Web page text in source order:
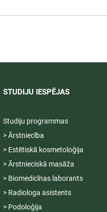
STUDIJU IESPĒJAS
Studiju programmas
> Ārstniecība
> Estētiskā kosmetoloģija
> Ārstnieciskā masāža
> Biomedicīnas laborants
> Radiologa asistents
> Podoloģija